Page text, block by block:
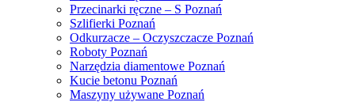
Przecinarki ręczne – S Poznań
Szlifierki Poznań
Odkurzacze – Oczyszczacze Poznań
Roboty Poznań
Narzędzia diamentowe Poznań
Kucie betonu Poznań
Maszyny używane Poznań